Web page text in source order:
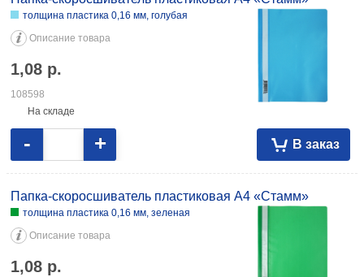
толщина пластика 0,16 мм, голубая
Описание товара
1,08 р.
108598
На складе
В заказ
- +
Папка-скоросшиватель пластиковая А4 «Стамм»
толщина пластика 0,16 мм, зеленая
Описание товара
1,08 р.